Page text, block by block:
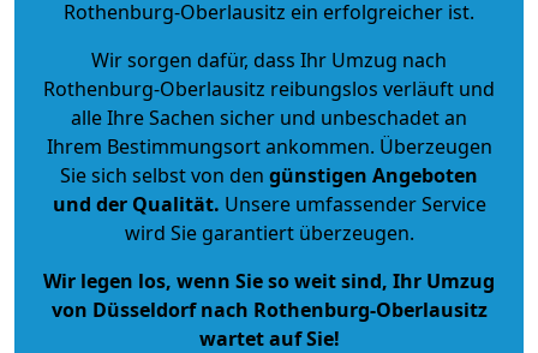
Rothenburg-Oberlausitz ein erfolgreicher ist.
Wir sorgen dafür, dass Ihr Umzug nach
Rothenburg-Oberlausitz reibungslos verläuft und
alle Ihre Sachen sicher und unbeschadet an
Ihrem Bestimmungsort ankommen. Überzeugen
Sie sich selbst von den günstigen Angeboten
und der Qualität. Unsere umfassender Service
wird Sie garantiert überzeugen.
Wir legen los, wenn Sie so weit sind, Ihr Umzug
von Düsseldorf nach Rothenburg-Oberlausitz
wartet auf Sie!